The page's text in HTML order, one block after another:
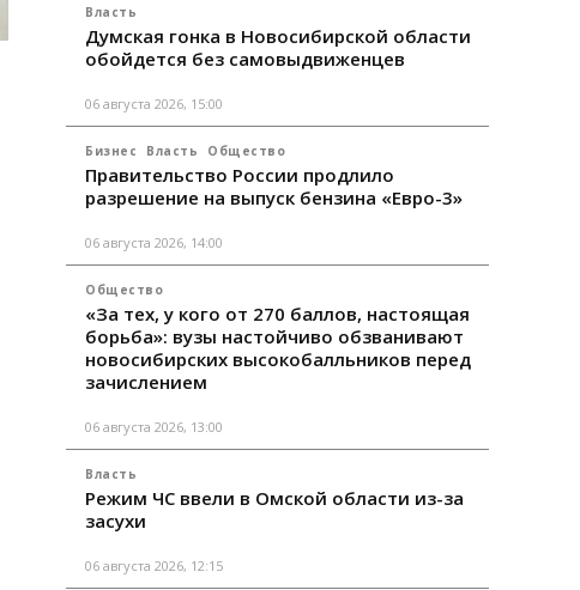
Власть
Думская гонка в Новосибирской области
обойдется без самовыдвиженцев
06 августа 2026, 15:00
Бизнес Власть Общество
Правительство России продлило
разрешение на выпуск бензина «Евро-3»
06 августа 2026, 14:00
Общество
«За тех, у кого от 270 баллов, настоящая
борьба»: вузы настойчиво обзванивают
новосибирских высокобалльников перед
зачислением
06 августа 2026, 13:00
Власть
Режим ЧС ввели в Омской области из-за
засухи
06 августа 2026, 12:15